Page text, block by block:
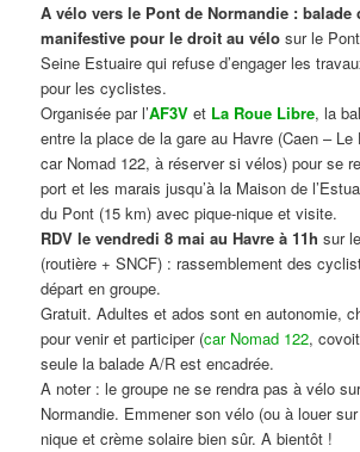
A vélo vers le Pont de Normandie : balade
manifestive pour le droit au vélo sur le
Seine Estuaire qui refuse d’engager les
pour les cyclistes.
Organisée par l’AF3V et La Roue Libre, la
entre la place de la gare au Havre (Caen –
car Nomad 122, à réserver si vélos) pour se
port et les marais jusqu’à la Maison de
du Pont (15 km) avec pique-nique et visite.
RDV le vendredi 8 mai au Havre à 11h sur
(routière + SNCF) : rassemblement des
départ en groupe.
Gratuit. Adultes et ados sont en autonomie,
pour venir et participer (car Nomad 122,
seule la balade A/R est encadrée.
A noter : le groupe ne se rendra pas à vélo
Normandie. Emmener son vélo (ou à louer
nique et crème solaire bien sûr. A bientôt !